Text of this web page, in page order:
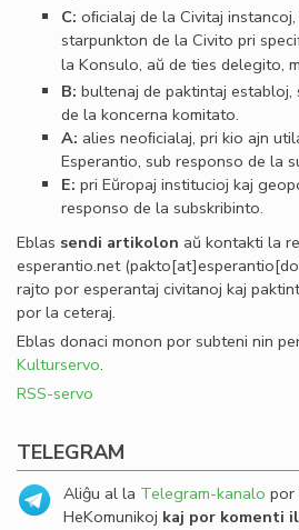
C: oﬁcialaj de la Civitaj
starpunkton de la Civito pri
la Konsulo, aŭ de ties delegito,
B: bultenaj de paktintaj establoj,
de la koncerna komitato.
A: alies neoﬁcialaj, pri kio ajn
Esperantio, sub responso de la
E: pri Eŭropaj institucioj kaj
responso de la subskribinto.
Eblas sendi artikolon aŭ kontakti la
esperantio.net
rajto por esperantaj civitanoj kaj
por la ceteraj.
Eblas donaci monon por subteni nin
Kulturservo.
RSS-servo
TELEGRAM
Aliĝu al la Telegram-kanalo por
HeKomunikoj kaj por komenti